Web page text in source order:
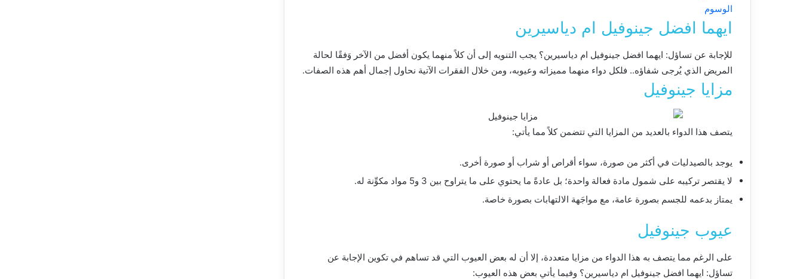
الوسوم
ايهما افضل جينوفيل ام دياسيرين
للإجابة عن تساؤل: ايهما افضل جينوفيل ام دياسيرين؟ يجب التنويه إلى أن كلاً منهما يكون أفضل من الآخر وَفقًا لحالة
المريض الذي يُرجى شفاؤه.. فلكل دواء منهما مميزاته وعيوبه، ومن خلال الفقرات الآتية نحاول إجمال أهم هذه الصفات.
مزايا جينوفيل
يتصف هذا الدواء بالعديد من المزايا التي تتضمن كلاً مما يأتي:
يوجد بالصيدليات في أكثر من صورة، سواء أقراص أو شراب أو صورة أخرى.
لا يقتصر تركيبه على شمول مادة فعالة واحدة؛ بل عادةً ما يحتوي على ما يتراوح بين 3 و5 مواد مكوِّنة له.
يمتاز بدعمه للجسم بصورة عامة، مع مواجَهة الالتهابات بصورة خاصة.
عيوب جينوفيل
على الرغم مما يتصف به هذا الدواء من مزايا متعددة، إلا أن له بعض العيوب التي قد تساهم في تكوين الإجابة عن
تساؤل: ايهما افضل جينوفيل ام دياسيرين؟ وفيما يأتي بعض هذه العيوب: